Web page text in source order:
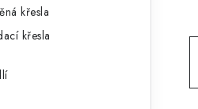
křesla
křesla